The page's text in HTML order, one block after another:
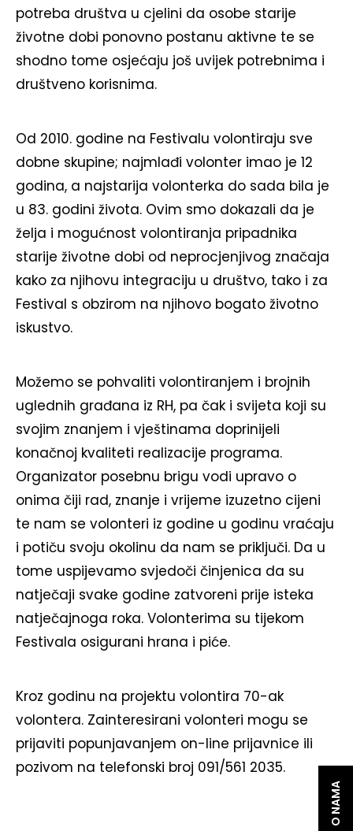
potreba društva u cjelini da osobe starije
životne dobi ponovno postanu aktivne te se
shodno tome osjećaju još uvijek potrebnima i
društveno korisnima.
Od 2010. godine na Festivalu volontiraju sve
dobne skupine; najmlađi volonter imao je 12
godina, a najstarija volonterka do sada bila je
u 83. godini života. Ovim smo dokazali da je
želja i mogućnost volontiranja pripadnika
starije životne dobi od neprocjenjivog značaja
kako za njihovu integraciju u društvo, tako i za
Festival s obzirom na njihovo bogato životno
iskustvo.
Možemo se pohvaliti volontiranjem i brojnih
uglednih građana iz RH, pa čak i svijeta koji su
svojim znanjem i vještinama doprinijeli
konačnoj kvaliteti realizacije programa.
Organizator posebnu brigu vodi upravo o
onima čiji rad, znanje i vrijeme izuzetno cijeni
te nam se volonteri iz godine u godinu vraćaju
i potiču svoju okolinu da nam se priključi. Da u
tome uspijevamo svjedoči činjenica da su
natječaji svake godine zatvoreni prije isteka
natječajnoga roka. Volonterima su tijekom
Festivala osigurani hrana i piće.
Kroz godinu na projektu volontira 70-ak
volontera. Zainteresirani volonteri mogu se
prijaviti popunjavanjem on-line prijavnice ili
pozivom na telefonski broj 091/561 2035.
O NAMA